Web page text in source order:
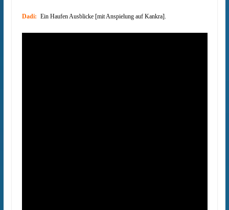
Dadi: Ein Haufen Ausblicke[mit Anspielung auf Kankra].